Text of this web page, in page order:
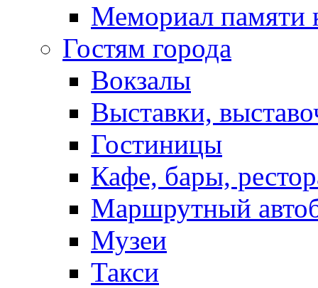
Мемориал памяти
Гостям города
Вокзалы
Выставки,
Гостиницы
Кафе, бары,
Маршрутный
Музеи
Такси